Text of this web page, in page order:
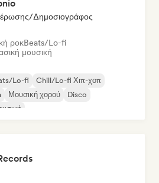
Δημοσιογράφος
ροκBeats/Lo-fi
μουσική
Lo-fi
Chill/Lo-fi Χιπ-χοπ
Μουσική χορού
Disco